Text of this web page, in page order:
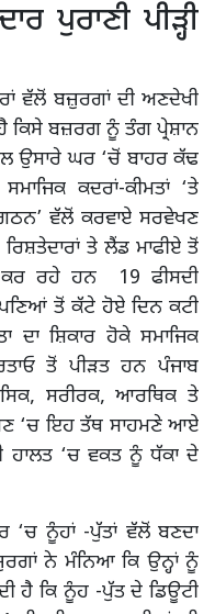
ਪੁਰਾਣੀ ਪੀੜ੍ਹੀ
ਵੱਲੋਂ ਬਜ਼ੁਰਗਾਂ ਦੀ ਅਣਦੇਖੀ
ਕਿਸੇ ਬਜ਼ਰਗ ਨੂੰ ਤੰਗ ਪ੍ਰੇਸ਼ਾਨ
ਉਸਾਰੇ ਘਰ ‘ਚੋਂ ਬਾਹਰ ਕੱਢ
ਕਦਰਾਂ-ਕੀਮਤਾਂ ‘ਤੇ
ਵੱਲੋਂ ਕਰਵਾਏ ਸਰਵੇਖਣ
ਤੇ ਲੈਂਡ ਮਾਫੀਏ ਤੋਂ
ਕਰ ਰਹੇ ਹਨ 19 ਫੀਸਦੀ
ਤੋਂ ਕੱਟੇ ਹੋਏ ਦਿਨ ਕਟੀ
ਸ਼ਿਕਾਰ ਹੋਕੇ ਸਮਾਜਿਕ
ਤੋਂ ਪੀੜਤ ਹਨ ਪੰਜਾਬ
ਸਰੀਰਕ, ਆਰਥਿਕ ਤੇ
‘ਚ ਇਹ ਤੱਥ ਸਾਹਮਣੇ ਆਏ
ਹਾਲਤ ‘ਚ ਵਕਤ ਨੂੰ ਧੱਕਾ ਦੇ
‘ਚ ਨੂੰਹਾਂ -ਪੁੱਤਾਂ ਵੱਲੋਂ ਬਣਦਾ
ਨੇ ਮੰਨਿਆ ਕਿ ਉਨ੍ਹਾਂ ਨੂੰ
ਹੈ ਕਿ ਨੂੰਹ -ਪੁੱਤ ਦੇ ਡਿਊਟੀ